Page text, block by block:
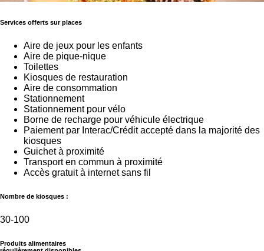
Services offerts sur places
Aire de jeux pour les enfants
Aire de pique-nique
Toilettes
Kiosques de restauration
Aire de consommation
Stationnement
Stationnement pour vélo
Borne de recharge pour véhicule électrique
Paiement par Interac/Crédit accepté dans la majorité des
kiosques
Guichet à proximité
Transport en commun à proximité
Accès gratuit à internet sans fil
Nombre de kiosques :
30-100
Produits alimentaires